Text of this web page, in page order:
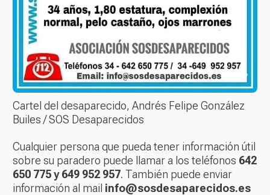
Cartel del desaparecido, Andrés Felipe González
Builes / SOS Desaparecidos
Cualquier persona que pueda tener información útil
sobre su paradero puede llamar a los teléfonos 642
650 775 y 649 952 957. También puede enviar
información al mail info@sosdesaparecidos.es